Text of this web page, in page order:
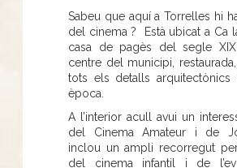
Sabeu que aquí a Torrelles hi
del cinema ? Està ubicat a Ca
casa de pagès del segle XIX
centre del municipi,
tots els detalls arquitectònics
època.
A l’interior acull avui un
del Cinema Amateur i de
inclou un ampli recorregut
del cinema infantil i de